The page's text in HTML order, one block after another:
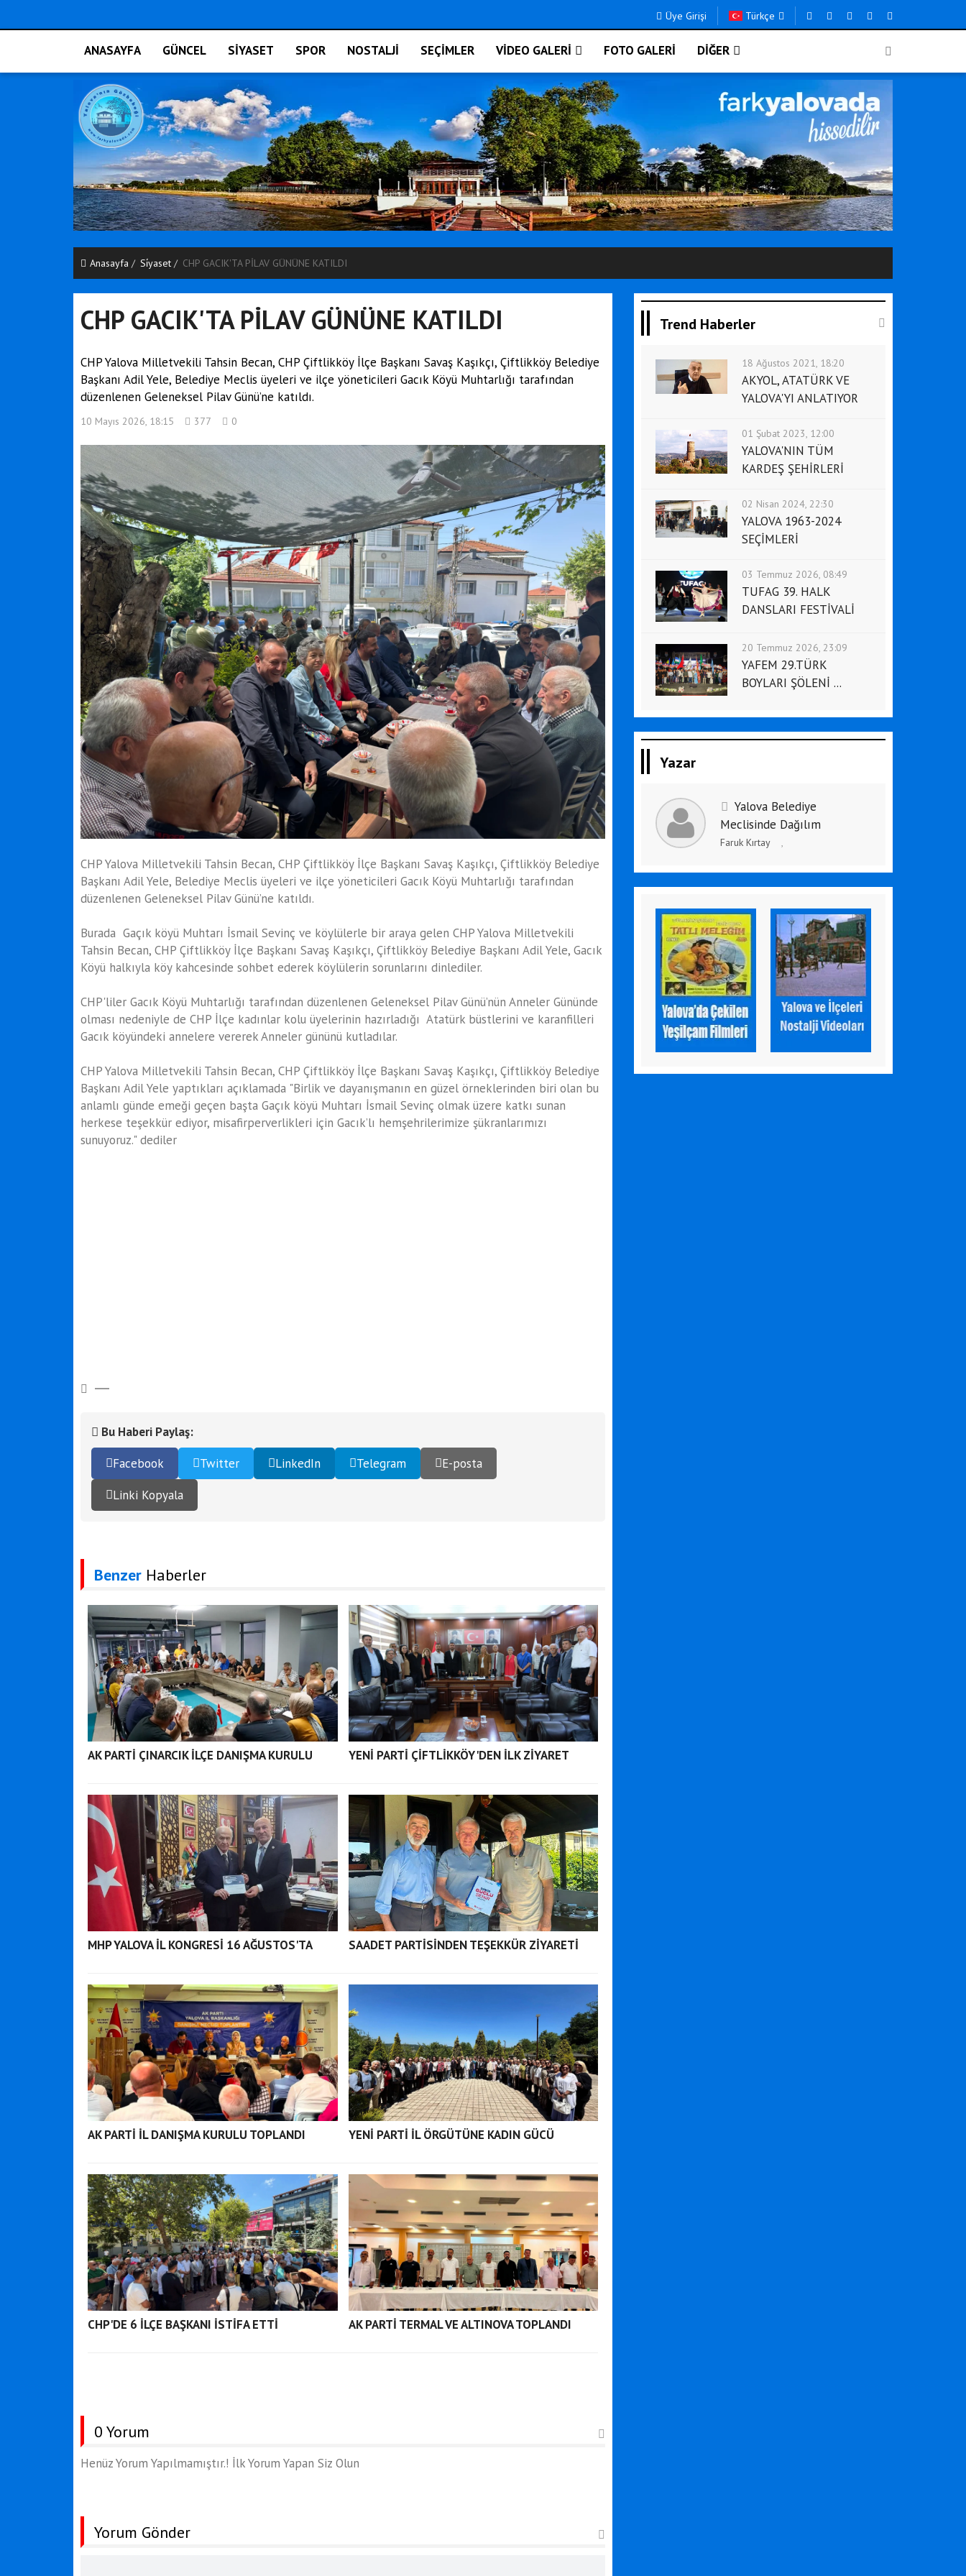
Üye Girişi Türkçe
ANASAYFA GÜNCEL SİYASET SPOR NOSTALJİ SEÇİMLER VİDEO GALERİ FOTO GALERİ DİĞER
Anasayfa Si̇yaset CHP GACIK'TA PİLAV GÜNÜNE KATILDI
CHP GACIK'TA PİLAV GÜNÜNE KATILDI
CHP Yalova Milletvekili Tahsin Becan, CHP Çiftlikköy İlçe Başkanı Savaş Kaşıkçı, Çiftlikköy Belediye
Başkanı Adil Yele, Belediye Meclis üyeleri ve ilçe yöneticileri Gacık Köyü Muhtarlığı tarafından
düzenlenen Geleneksel Pilav Günü’ne katıldı.
10 Mayıs 2026, 18:15 377 0
CHP Yalova Milletvekili Tahsin Becan, CHP Çiftlikköy İlçe Başkanı Savaş Kaşıkçı, Çiftlikköy Belediye
Başkanı Adil Yele, Belediye Meclis üyeleri ve ilçe yöneticileri Gacık Köyü Muhtarlığı tarafından
düzenlenen Geleneksel Pilav Günü’ne katıldı.
Burada Gaçık köyü Muhtarı İsmail Sevinç ve köylülerle bir araya gelen CHP Yalova Milletvekili
Tahsin Becan, CHP Çiftlikköy İlçe Başkanı Savaş Kaşıkçı, Çiftlikköy Belediye Başkanı Adil Yele, Gacık
Köyü halkıyla köy kahcesinde sohbet ederek köylülerin sorunlarını dinlediler.
CHP'liler Gacık Köyü Muhtarlığı tarafından düzenlenen Geleneksel Pilav Günü’nün Anneler Gününde
olması nedeniyle de CHP İlçe kadınlar kolu üyelerinin hazırladığı Atatürk büstlerini ve karanfilleri
Gacık köyündeki annelere vererek Anneler gününü kutladılar.
CHP Yalova Milletvekili Tahsin Becan, CHP Çiftlikköy İlçe Başkanı Savaş Kaşıkçı, Çiftlikköy Belediye
Başkanı Adil Yele yaptıkları açıklamada "Birlik ve dayanışmanın en güzel örneklerinden biri olan bu
anlamlı günde emeği geçen başta Gaçık köyü Muhtarı İsmail Sevinç olmak üzere katkı sunan
herkese teşekkür ediyor, misafirperverlikleri için Gacık’lı hemşehrilerimize şükranlarımızı
sunuyoruz." dediler
Bu Haberi Paylaş:
Facebook
Twitter LinkedIn Telegram
E-posta
Linki Kopyala
Benzer Haberler
AK PARTİ ÇINARCIK İLÇE DANIŞMA KURULU YENİ PARTİ ÇİFTLİKKÖY'DEN İLK ZİYARET
MHP YALOVA İL KONGRESİ 16 AĞUSTOS'TA SAADET PARTİSİNDEN TEŞEKKÜR ZİYARETİ
AK PARTİ İL DANIŞMA KURULU TOPLANDI YENİ PARTİ İL ÖRGÜTÜNE KADIN GÜCÜ
CHP'DE 6 İLÇE BAŞKANI İSTİFA ETTİ AK PARTİ TERMAL VE ALTINOVA TOPLANDI
0 Yorum
Henüz Yorum Yapılmamıştır.! İlk Yorum Yapan Siz Olun
Yorum Gönder
Trend Haberler
18 Ağustos 2021, 18:20
AKYOL, ATATÜRK VE
YALOVA'YI ANLATIYOR
01 Şubat 2023, 12:00
YALOVA'NIN TÜM
KARDEŞ ŞEHİRLERİ
02 Nisan 2024, 22:30
YALOVA 1963-2024
SEÇİMLERİ
03 Temmuz 2026, 08:49
TUFAG 39. HALK
DANSLARI FESTİVALİ
20 Temmuz 2026, 23:09
YAFEM 29.TÜRK
BOYLARI ŞÖLENİ ...
Yazar
Yalova Belediye
Meclisinde Dağılım
Faruk Kırtay ,